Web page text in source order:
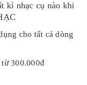
kì nhạc cụ nào khi
cho tất cả dòng
300.000đ